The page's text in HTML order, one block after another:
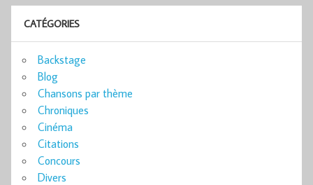
CATÉGORIES
Backstage
Blog
Chansons par thème
Chroniques
Cinéma
Citations
Concours
Divers